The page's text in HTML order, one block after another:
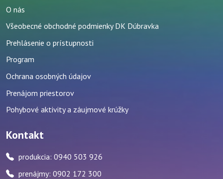
O nás
Všeobecné obchodné podmienky DK Dúbravka
Prehlásenie o prístupnosti
Program
Ochrana osobných údajov
Prenájom priestorov
Pohybové aktivity a záujmové krúžky
Kontakt
produkcia: 0940 503 926
prenájmy: 0902 172 300